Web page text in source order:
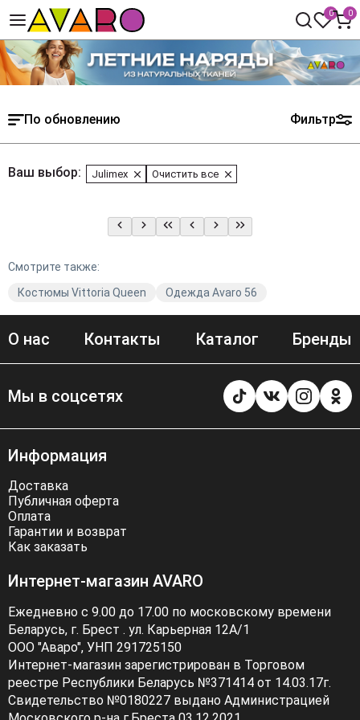
0 0
По обновлению Фильтр
Ваш выбор: Julimex Очистить все
Смотрите также:
Костюмы Vittoria Queen
Одежда Avaro 56
О нас Контакты Каталог Бренды
Мы в соцсетях
Информация
Доставка
Публичная оферта
Оплата
Гарантии и возврат
Как заказать
Интернет-магазин AVARO
Ежедневно с 9.00 до 17.00 по московскому времени
Беларусь, г. Брест . ул. Карьерная 12А/1
ООО "Аваро", УНП 291725150
Интернет-магазин зарегистрирован в Торговом
реестре Республики Беларусь №371414 от 14.03.17г.
Свидетельство №0180227 выдано Администрацией